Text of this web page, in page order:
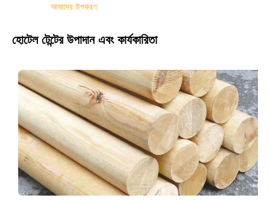
আমাদের উপকরণ
হোটেল টেন্টের উপাদান এবং কার্যকারিতা